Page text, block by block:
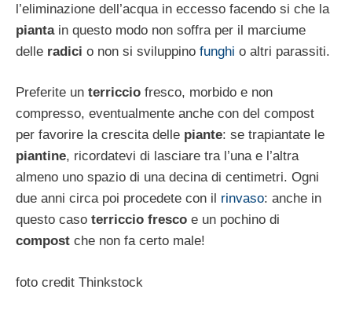
l’eliminazione dell’acqua in eccesso facendo si che la
piantain questo modo non soffra per il marciume
delle radici o non si sviluppino funghi o altri parassiti.
Preferite un terriccio fresco, morbido e non
compresso, eventualmente anche con del compost
per favorire la crescita delle piante: se trapiantate le
piantine, ricordatevi di lasciare tra l’una e l’altra
almeno uno spazio di una decina di centimetri. Ogni
due anni circa poi procedete con il rinvaso: anche in
questo caso terriccio fresco e un pochino di
compost che non fa certo male!
foto credit Thinkstock